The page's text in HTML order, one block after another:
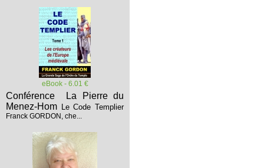
eBook - 6.01 €
Conférence La Pierre du
Menez-Hom Le Code Templier
Franck GORDON, che...